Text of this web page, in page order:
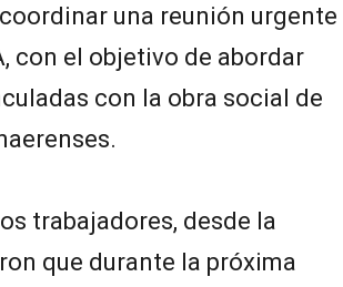
una reunión urgente
con el objetivo de abordar
con la obra social de
trabajadores, desde la
que durante la próxima